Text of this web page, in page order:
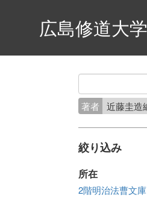
広島修道大
著者 近藤圭造
絞り込み
所在
2階明治法曹文